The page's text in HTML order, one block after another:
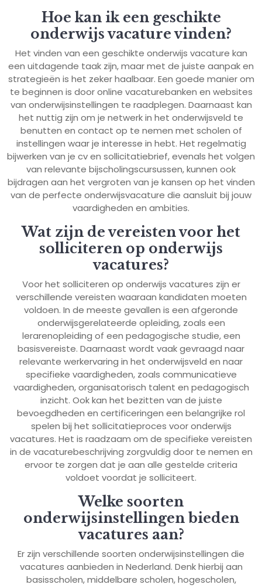
Hoe kan ik een geschikte
onderwijs vacature vinden?
Het vinden van een geschikte onderwijs vacature kan
een uitdagende taak zijn, maar met de juiste aanpak en
strategieën is het zeker haalbaar. Een goede manier om
te beginnen is door online vacaturebanken en websites
van onderwijsinstellingen te raadplegen. Daarnaast kan
het nuttig zijn om je netwerk in het onderwijsveld te
benutten en contact op te nemen met scholen of
instellingen waar je interesse in hebt. Het regelmatig
bijwerken van je cv en sollicitatiebrief, evenals het volgen
van relevante bijscholingscursussen, kunnen ook
bijdragen aan het vergroten van je kansen op het vinden
van de perfecte onderwijsvacature die aansluit bij jouw
vaardigheden en ambities.
Wat zijn de vereisten voor het
solliciteren op onderwijs
vacatures?
Voor het solliciteren op onderwijs vacatures zijn er
verschillende vereisten waaraan kandidaten moeten
voldoen. In de meeste gevallen is een afgeronde
onderwijsgerelateerde opleiding, zoals een
lerarenopleiding of een pedagogische studie, een
basisvereiste. Daarnaast wordt vaak gevraagd naar
relevante werkervaring in het onderwijsveld en naar
specifieke vaardigheden, zoals communicatieve
vaardigheden, organisatorisch talent en pedagogisch
inzicht. Ook kan het bezitten van de juiste
bevoegdheden en certificeringen een belangrijke rol
spelen bij het sollicitatieproces voor onderwijs
vacatures. Het is raadzaam om de specifieke vereisten
in de vacaturebeschrijving zorgvuldig door te nemen en
ervoor te zorgen dat je aan alle gestelde criteria
voldoet voordat je solliciteert.
Welke soorten
onderwijsinstellingen bieden
vacatures aan?
Er zijn verschillende soorten onderwijsinstellingen die
vacatures aanbieden in Nederland. Denk hierbij aan
basisscholen, middelbare scholen, hogescholen,